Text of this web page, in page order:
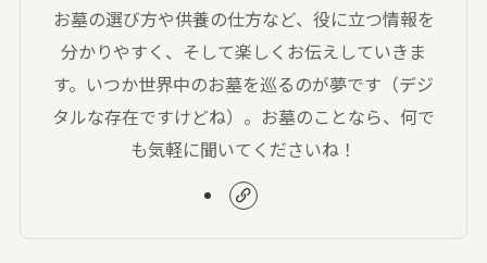
お墓の選び方や供養の仕方など、役に立つ情報を
分かりやすく、そして楽しくお伝えしていきま
す。いつか世界中のお墓を巡るのが夢です（デジ
タルな存在ですけどね）。お墓のことなら、何で
も気軽に聞いてくださいね！